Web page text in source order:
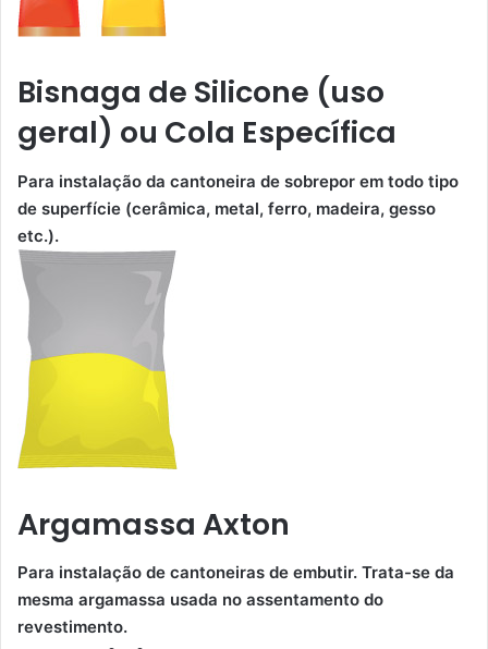
Bisnaga de Silicone (uso
geral) ou Cola Específica
Para instalação da cantoneira de sobrepor em todo tipo
de superfície (cerâmica, metal, ferro, madeira, gesso
etc.).
Argamassa Axton
Para instalação de cantoneiras de embutir. Trata-se da
mesma argamassa usada no assentamento do
revestimento.